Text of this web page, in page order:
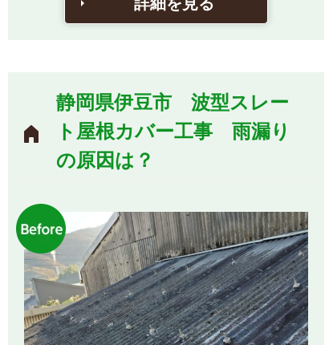
静岡県伊豆市 波型スレー
ト屋根カバー工事 雨漏り
の原因は？